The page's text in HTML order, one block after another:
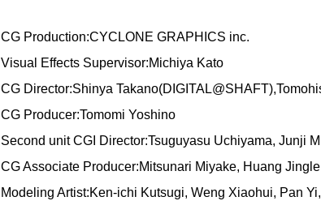
CG Production:CYCLONE GRAPHICS inc.
Visual Effects Supervisor:Michiya Kato
CG Director:Shinya
CG Producer:Tomomi Yoshino
Second unit CGI Director:Tsuguyasu Uchiyama, Junji
CG Associate Producer:Mitsunari Miyake, Huang
Modeling Artist:Ken-ichi Kutsugi, Weng Xiaohui, Pan